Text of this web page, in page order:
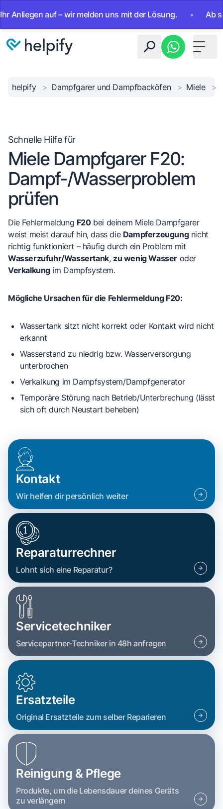
auf – wir melden uns mit der Lösung. • Ab sofort
Toggle
helpify > Dampfgarer und Dampfbacköfen > Miele >
Schnelle Hilfe für
Miele Dampfgarer F20:
Dampf-/Wasserproblem
prüfen
Die Fehlermeldung F20bei deinem Miele Dampfgarer
weist meist darauf hin, dass die Dampferzeugungnicht
richtig funktioniert – häufig durch ein Problem mit
Wasserzufuhr/Wassertank, zu wenig Wasser oder
Verkalkung im Dampfsystem.
Mögliche Ursachen für die Fehlermeldung F20:
Wassertank sitzt nicht korrekt oder Kontakt wird nicht
erkannt
Wasserstand zu niedrig bzw. Wasserversorgung
unterbrochen
Verkalkung im Dampfsystem/Dampfgenerator
Temporäre Störung nach Betrieb/Unterbrechung (lässt
sich oft durch Neustart beheben)
Kontakt
Wir helfen dir persönlich weiter
Reparaturrechner
Lohnt sich eine Reparatur?
Servicetechniker
Servicepartner-Techniker in 48h anfragen
Ersatzteile
Original Ersatzteile zum selber Reparieren
Reinigung & Pflege
Produkte, um die Lebensdauer deines Geräts
zu verlängern